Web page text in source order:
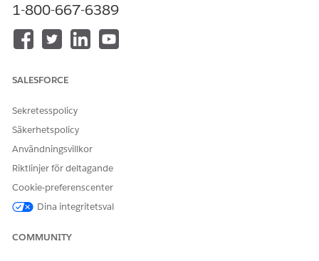
1-800-667-6389
SALESFORCE
Sekretesspolicy
Säkerhetspolicy
Användningsvillkor
Riktlinjer för deltagande
Cookie-preferenscenter
Dina integritetsval
COMMUNITY